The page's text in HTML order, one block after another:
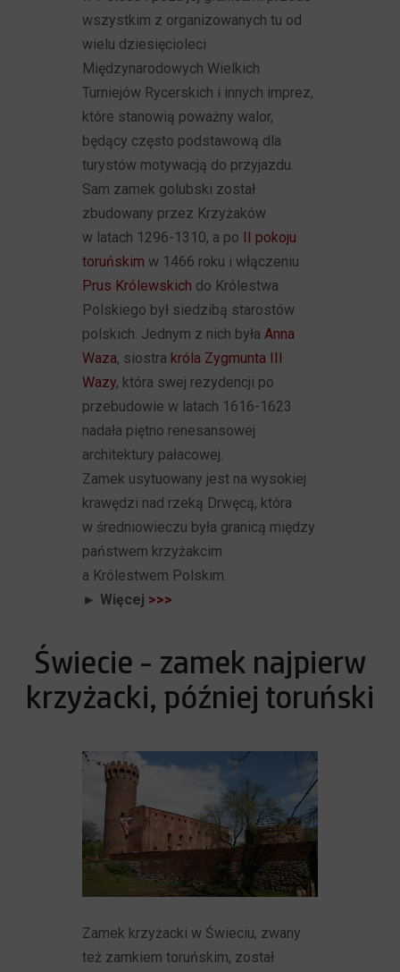
wszystkim z organizowanych tu od
wielu dziesięcioleci
Międzynarodowych Wielkich
Turniejów Rycerskich i innych imprez,
które stanowią poważny walor,
będący często podstawową dla
turystów motywacją do przyjazdu.
Sam zamek golubski został
zbudowany przez Krzyżaków
w latach 1296-1310, a po II pokoju
toruńskim w 1466 roku i włączeniu
Prus Królewskich do Królestwa
Polskiego był siedzibą starostów
polskich. Jednym z nich byłaAnna
Waza, siostra króla Zygmunta III
Wazy, która swej rezydencji po
przebudowie w latach 1616-1623
nadała piętno renesansowej
architektury pałacowej.
Zamek usytuowany jest na wysokiej
krawędzi nad rzeką Drwęcą, która
w średniowieczu była granicą między
państwem krzyżakcim
a Królestwem Polskim.
► Więcej >>>
Świecie - zamek najpierw
krzyżacki, później toruński
Zamek krzyżacki w Świeciu, zwany
też zamkiem toruńskim, został